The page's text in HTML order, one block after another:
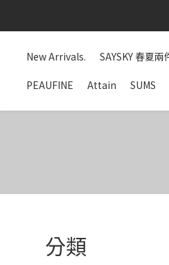
New Arrivals. SAYSKY 春夏兩
PEAUFINE Attain SUMS
分類